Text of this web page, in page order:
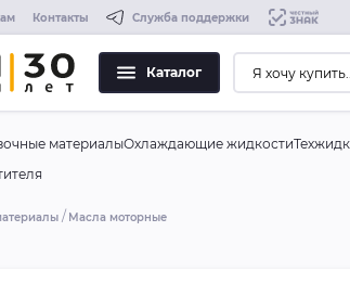
Контакты Служба поддержки
Каталог
материалыОхлаждающие жидкости
Масла моторные